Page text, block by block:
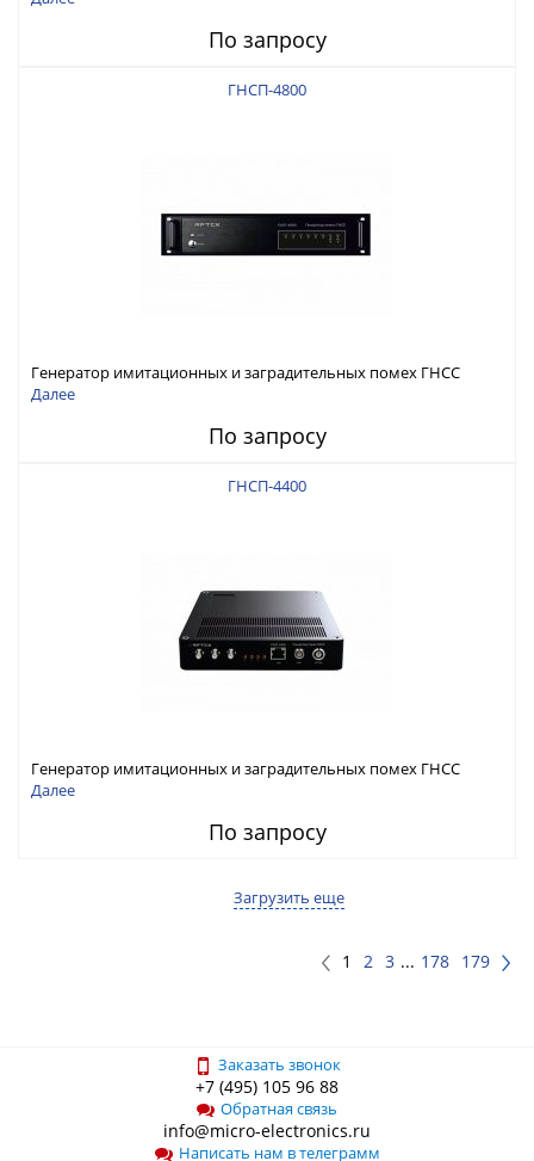
По запросу
ГНСП-4800
Генератор имитационных и заградительных помех ГНСС
RFТех ГНСП-4800
Далее
По запросу
ГНСП-4400
Генератор имитационных и заградительных помех ГНСС
RFТех ГНСП-4400
Далее
По запросу
Загрузить еще
1 2 3 ... 178 179
Заказать звонок
+7 (495) 105 96 88
Обратная связь
info@micro-electronics.ru
Написать нам в телеграмм